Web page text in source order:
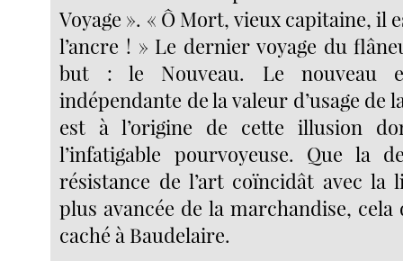
Voyage ». « Ô Mort, vieux capitaine, il
l’ancre ! » Le dernier voyage du
but : le Nouveau. Le nouveau
indépendante de la valeur d’usage de
est à l’origine de cette illusion
l’infatigable pourvoyeuse. Que la
résistance de l’art coïncidât avec la
plus avancée de la marchandise,
caché à Baudelaire.